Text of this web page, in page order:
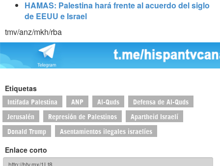
HAMAS: Palestina hará frente al acuerdo del siglo
de EEUU e Israel
tmv/anz/mkh/rba
Etiquetas
Intifada Palestina ANP Al-Quds Defensa de Al-Quds
Jerusalén Represión de Palestinos Apartheid Israelí
Donald Trump Asentamientos ilegales israelíes
Enlace corto